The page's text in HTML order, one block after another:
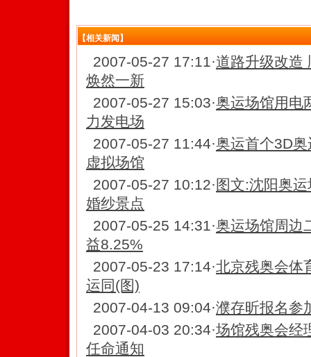
【相关新闻】
2007-05-27 17:11·道路升级改造
焕然一新
2007-05-27 15:03·奥运场馆用电
力发电场
2007-05-27 11:44·奥运首个3D
虚拟场馆
2007-05-27 10:12· 图文:沈阳奥
婚纱景点
2007-05-25 14:31·奥运场馆周边
益8.25%
2007-05-23 17:14·北京残奥会体
运同(图)
2007-04-13 09:04·濮存昕报名参
2007-04-03 20:34·场馆残奥会经
任命通知